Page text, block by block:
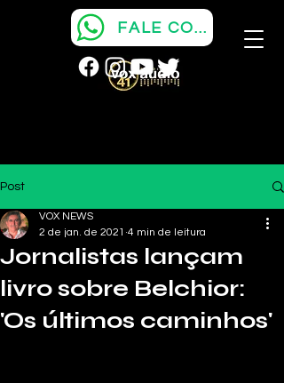
FALE COM A VOX
Post
Jornalistas lançam
livro sobre Belchior:
'Os últimos caminhos'
VOX NEWS
2 de jan. de 2021 4 min de leitura